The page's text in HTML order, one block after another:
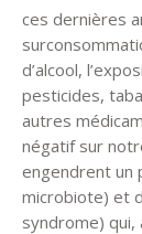
ces dernières
d’alcool,
pesticides,
autres
négatif sur
engendrent un
microbiote) et
syndrome)